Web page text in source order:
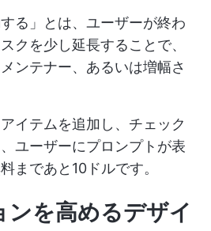
る」とは、ユーザーが終わ
クを少し延長することで、
ンテナー、あるいは増幅さ
イテムを追加し、チェック
ユーザーにプロンプトが表
まであと10ドルです。
ンを高めるデザイ